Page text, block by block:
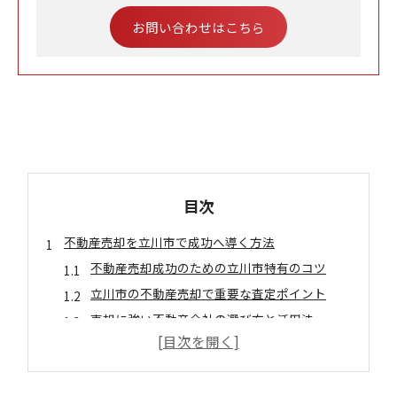
お問い合わせはこちら
目次
不動産売却を立川市で成功へ導く方法
不動産売却成功のための立川市特有のコツ
立川市の不動産売却で重要な査定ポイント
売却に強い不動産会社の選び方と活用法
立川市で不動産売却時に知るべき市場動向
不動産売却を有利に進める情報収集の方法